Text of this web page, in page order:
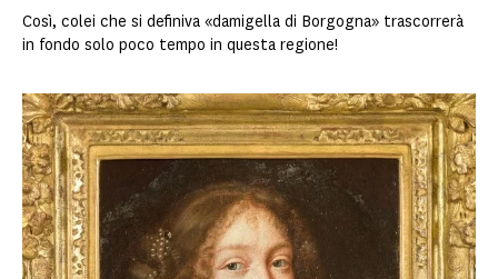
Così, colei che si definiva «damigella di Borgogna» trascorrerà
in fondo solo poco tempo in questa regione!